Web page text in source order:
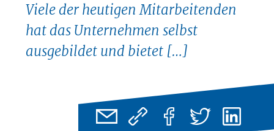
Viele der heutigen Mitarbeitenden
hat das Unternehmen selbst
ausgebildet und bietet […]